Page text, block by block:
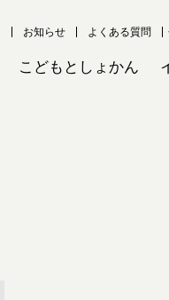
お知らせ よくある質問
こどもとしょかん